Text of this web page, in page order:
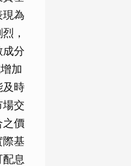
為
，
分
加
及時
交
之價
基
息